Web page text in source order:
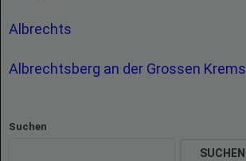
Albrechts
Albrechtsberg an der Grossen Krems
Suchen
SUCHEN